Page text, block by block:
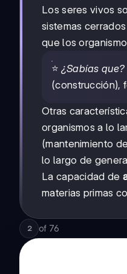
Los seres vivos
sistemas
que los
⭐¿Sabías que?
(construcción),
Otras
organismos a lo
(mantenimiento
lo largo de
La capacidad de
materias primas
2 of 76